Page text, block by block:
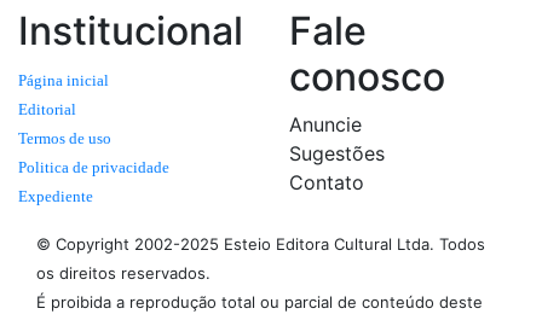
Institucional
Página inicial
Editorial
Termos de uso
Politica de privacidade
Expediente
Fale
conosco
Anuncie
Sugestões
Contato
© Copyright 2002-2025 Esteio Editora Cultural Ltda. Todos
os direitos reservados.
É proibida a reprodução total ou parcial de conteúdo deste